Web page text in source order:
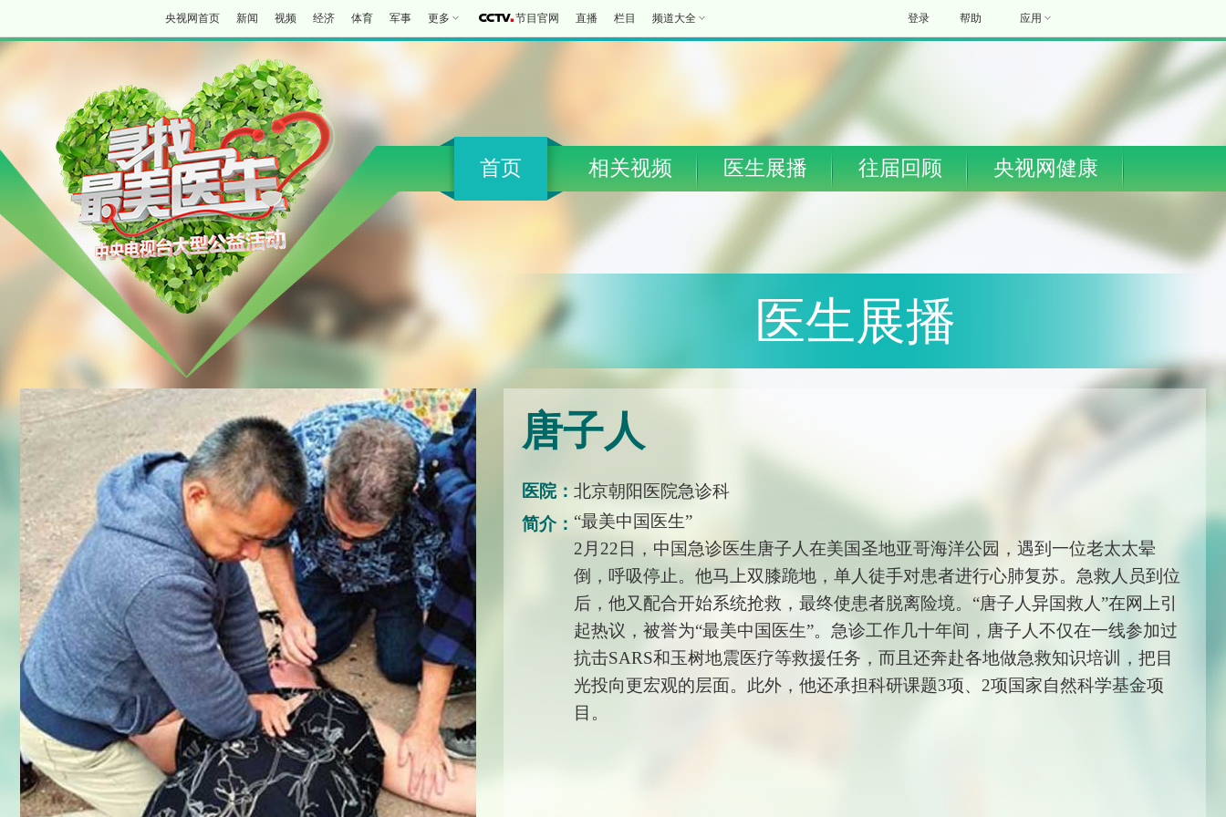
央视网首页 新闻 视频 经济 体育 军事 更多 节目官网 直播 栏目 频道大全 帮助 应用
登录
首页 相关视频 医生展播 往届回顾 央视网健康
医生展播
唐子人
医院： 北京朝阳医院急诊科
简介： “最美中国医生”
2月22日，中国急诊医生唐子人在美国圣地亚哥海洋公园，遇到一位老太太晕
倒，呼吸停止。他马上双膝跪地，单人徒手对患者进行心肺复苏。急救人员到位
后，他又配合开始系统抢救，最终使患者脱离险境。“唐子人异国救人”在网上引
起热议，被誉为“最美中国医生”。急诊工作几十年间，唐子人不仅在一线参加过
抗击SARS和玉树地震医疗等救援任务，而且还奔赴各地做急救知识培训，把目
光投向更宏观的层面。此外，他还承担科研课题3项、2项国家自然科学基金项
目。